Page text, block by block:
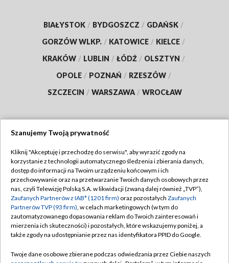
BIAŁYSTOK / BYDGOSZCZ / GDAŃSK /
GORZÓW WLKP. / KATOWICE / KIELCE /
KRAKÓW / LUBLIN / ŁÓDŹ / OLSZTYN /
OPOLE / POZNAŃ / RZESZÓW /
SZCZECIN / WARSZAWA / WROCŁAW
TVP
Abonament TVP
Emisja w TVP
Centrum informacji TVP
Naziemna Telewizja Cyfrowa
Regulamin TVP
Polityka prywatności
Moje zgody
Pomoc
Szanujemy Twoją prywatność
Kliknij "Akceptuję i przechodzę do serwisu", aby wyrazić zgody na
korzystanie z technologii automatycznego śledzenia i zbierania danych,
dostęp do informacji na Twoim urządzeniu końcowym i ich
przechowywanie oraz na przetwarzanie Twoich danych osobowych przez
nas, czyli Telewizję Polską S.A. w likwidacji (zwaną dalej również „TVP”),
Zaufanych Partnerów z IAB* (1201 firm) oraz pozostałych Zaufanych
Partnerów TVP (93 firm), w celach marketingowych (w tym do
zautomatyzowanego dopasowania reklam do Twoich zainteresowań i
mierzenia ich skuteczności) i pozostałych, które wskazujemy poniżej, a
także zgody na udostępnianie przez nas identyfikatora PPID do Google.
Twoje dane osobowe zbierane podczas odwiedzania przez Ciebie naszych